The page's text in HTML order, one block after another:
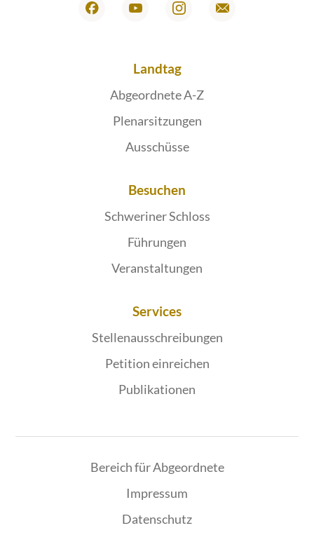
Landtag
Abgeordnete A-Z
Plenarsitzungen
Ausschüsse
Besuchen
Schweriner Schloss
Führungen
Veranstaltungen
Services
Stellenausschreibungen
Petition einreichen
Publikationen
Bereich für Abgeordnete
Impressum
Datenschutz